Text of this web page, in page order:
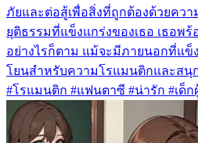
ภัยและต่อสู้เพื่อสิ่งที่ถูกต้องด้วยคว
ยุติธรรมที่แข็งแกร่งของเธอ เธอพ
อย่างไรก็ตาม แม้จะมีภายนอกที่แข็
โยนสำหรับความโรแมนติกและสนุ
#โรแมนติก #แฟนตาซี #น่ารัก #เด็ก